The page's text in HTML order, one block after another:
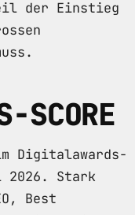
der Einstieg
SCORE
Digitalawards-
2026. Stark
Best